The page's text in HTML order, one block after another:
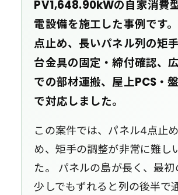
PV1,648.90kWの自家消費
電設備を施工した事例です
点止め、長いパネル列の矩
台金具の固定・締付確認、
での部材運搬、屋上PCS・
で対応しました。
この案件では、パネル4点止
め、矩手の調整が非常に難し
た。 パネルの島が長く、最
少しでもずれると列の後半で